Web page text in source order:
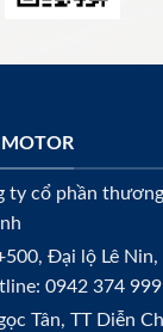
MOTOR
ty cổ phần
Đại lộ Lê
0942 374 999
Tân, TT Diễn